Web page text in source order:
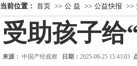
当前位置： 首页 >> 公 益 >> 公益快报 >>
受助孩子给
来源： 中国产经观察 日期： 2025-09-25 15:43:03